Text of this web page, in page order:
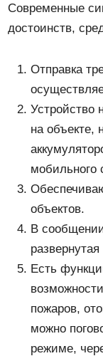
Современные
достоинств,
Отправка
Устройство
на объекте,
мобильного
объектов.
В
Есть
пожаров,
можно
режиме,